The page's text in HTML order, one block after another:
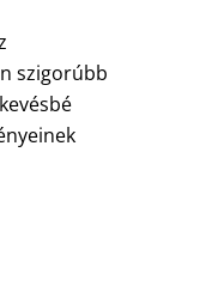
szigorúbb